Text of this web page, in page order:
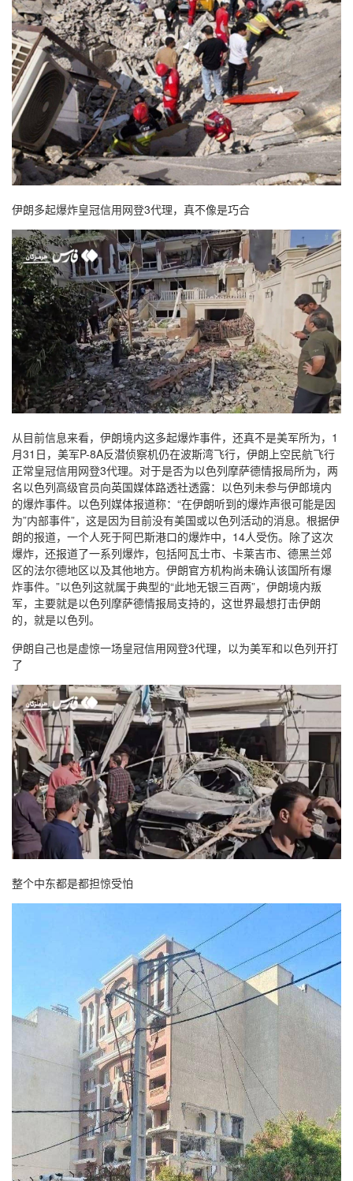
伊朗多起爆炸皇冠信用网登3代理，真不像是巧合
从目前信息来看，伊朗境内这多起爆炸事件，还真不是美军所为，1
月31日，美军P-8A反潜侦察机仍在波斯湾飞行，伊朗上空民航飞行
正常皇冠信用网登3代理。对于是否为以色列摩萨德情报局所为，两
名以色列高级官员向英国媒体路透社透露：以色列未参与伊郎境内
的爆炸事件。以色列媒体报道称：“在伊朗听到的爆炸声很可能是因
为”内部事件”，这是因为目前没有美国或以色列活动的消息。根据伊
朗的报道，一个人死于阿巴斯港口的爆炸中，14人受伤。除了这次
爆炸，还报道了一系列爆炸，包括阿瓦士市、卡莱吉市、德黑兰郊
区的法尔德地区以及其他地方。伊朗官方机构尚未确认该国所有爆
炸事件。”以色列这就属于典型的“此地无银三百两”，伊朗境内叛
军，主要就是以色列摩萨德情报局支持的，这世界最想打击伊朗
的，就是以色列。
伊朗自己也是虚惊一场皇冠信用网登3代理，以为美军和以色列开打
了
整个中东都是都担惊受怕